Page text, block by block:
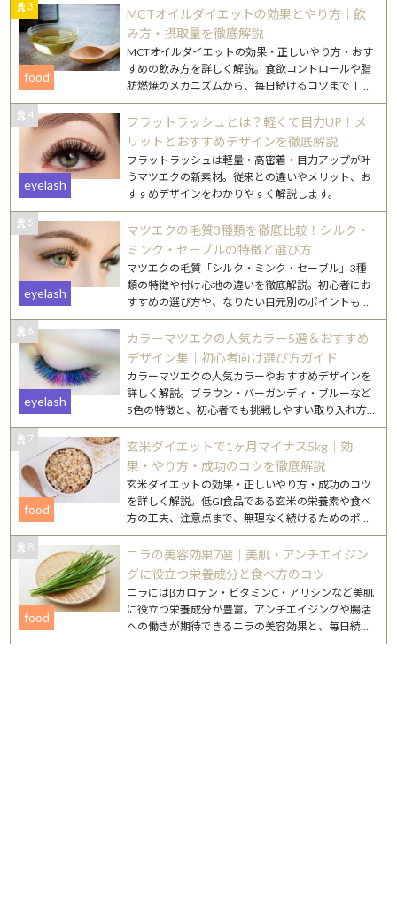
3
MCTオイルダイエットの効果とやり方｜飲
み方・摂取量を徹底解説
food
MCTオイルダイエットの効果・正しいやり方・おす
すめの飲み方を詳しく解説。食欲コントロールや脂
肪燃焼のメカニズムから、毎日続けるコツまで丁寧
にご紹介します。
4
フラットラッシュとは？軽くて目力UP！メ
リットとおすすめデザインを徹底解説
eyelash
フラットラッシュは軽量・高密着・目力アップが叶
うマツエクの新素材。従来との違いやメリット、お
すすめデザインをわかりやすく解説します。
5
マツエクの毛質3種類を徹底比較！シルク・
ミンク・セーブルの特徴と選び方
eyelash
マツエクの毛質「シルク・ミンク・セーブル」3種
類の特徴や付け心地の違いを徹底解説。初心者にお
すすめの選び方や、なりたい目元別のポイントもご
紹介します。
6
カラーマツエクの人気カラー5選＆おすすめ
デザイン集｜初心者向け選び方ガイド
eyelash
カラーマツエクの人気カラーやおすすめデザインを
詳しく解説。ブラウン・バーガンディ・ブルーなど
5色の特徴と、初心者でも挑戦しやすい取り入れ方
を紹介します。
7
玄米ダイエットで1ヶ月マイナス5kg｜効
果・やり方・成功のコツを徹底解説
food
玄米ダイエットの効果・正しいやり方・成功のコツ
を詳しく解説。低GI食品である玄米の栄養素や食べ
方の工夫、注意点まで、無理なく続けるためのポイ
ントをまとめました。
8
ニラの美容効果7選｜美肌・アンチエイジン
グに役立つ栄養成分と食べ方のコツ
food
ニラにはβカロテン・ビタミンC・アリシンなど美肌
に役立つ栄養成分が豊富。アンチエイジングや腸活
への働きが期待できるニラの美容効果と、毎日続け
やすいレシピを詳しく紹介します。